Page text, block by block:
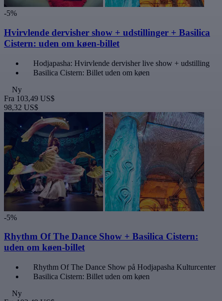
-5%
Hvirvlende dervisher show + udstillinger + Basilica
Cistern: uden om køen-billet
Hodjapasha: Hvirvlende dervisher live show + udstilling
Basilica Cistern: Billet uden om køen
Ny
Fra 103,49 US$
98,32 US$
-5%
Rhythm Of The Dance Show + Basilica Cistern:
uden om køen-billet
Rhythm Of The Dance Show på Hodjapasha Kulturcenter
Basilica Cistern: Billet uden om køen
Ny